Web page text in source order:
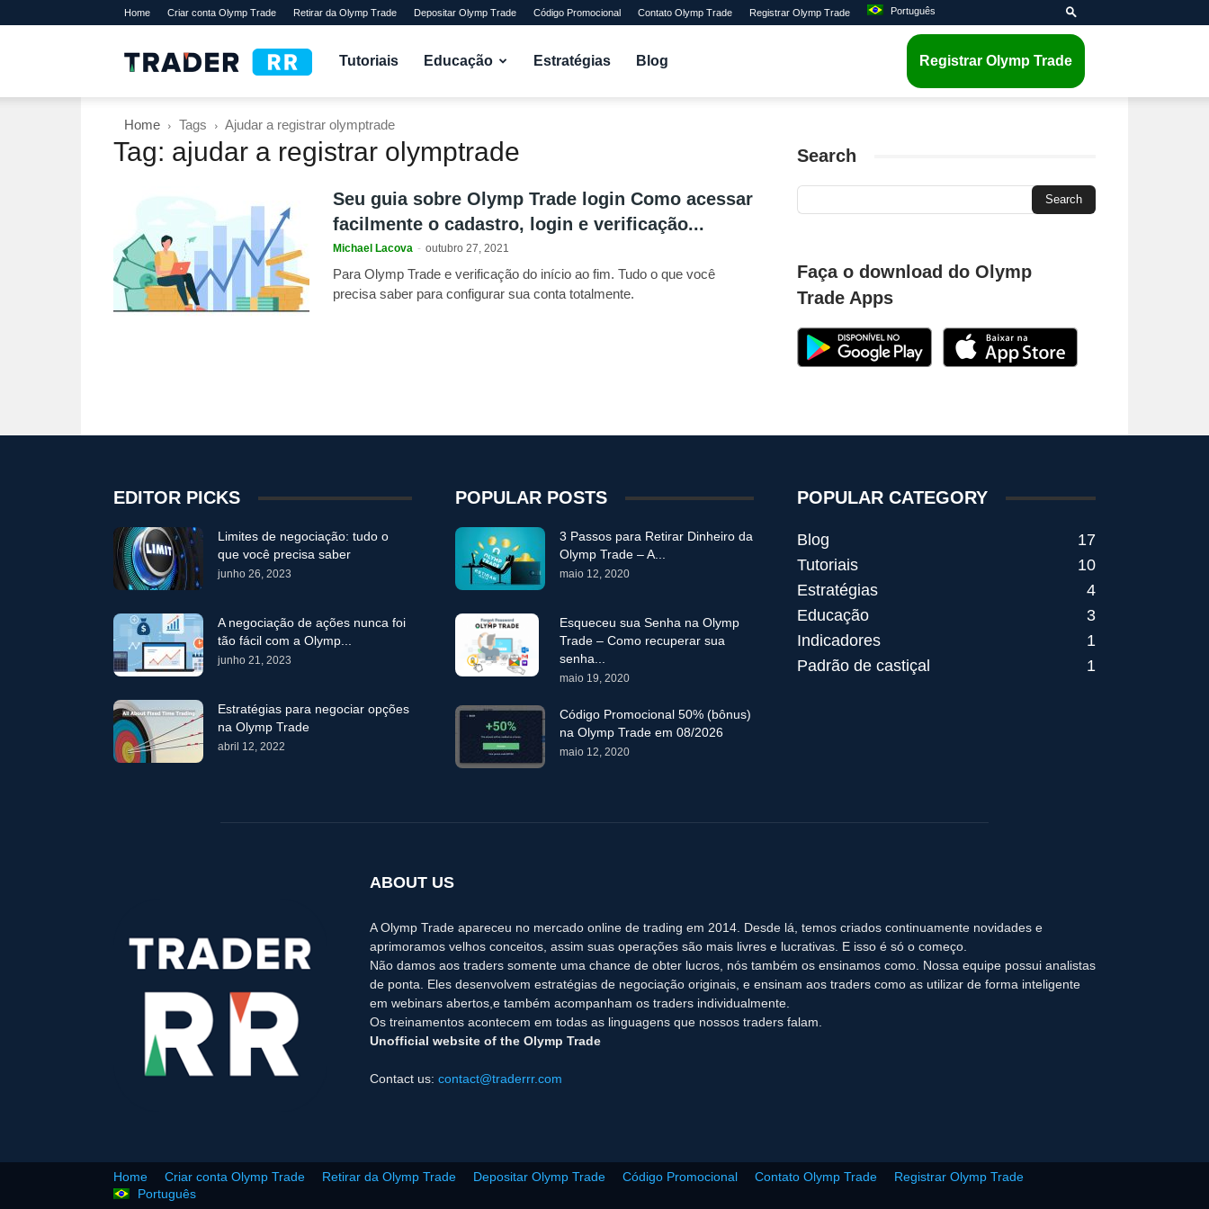
Home Criar conta Olymp Trade Retirar da Olymp Trade Depositar Olymp Trade Código Promocional Contato Olymp Trade Registrar Olymp Trade Português
TraderRR
Tutoriais Educação Estratégias Blog Registrar Olymp Trade
Home Tags Ajudar a registrar olymptrade
Tag: ajudar a registrar olymptrade
Seu guia sobre Olymp Trade login Como acessar
facilmente o cadastro, login e verificação...
Michael Lacova - outubro 27, 2021
Para Olymp Trade e verificação do início ao fim. Tudo o que você
precisa saber para configurar sua conta totalmente.
Search
Faça o download do Olymp
Trade Apps
EDITOR PICKS
Limites de negociação: tudo o
que você precisa saber
junho 26, 2023
A negociação de ações nunca foi
tão fácil com a Olymp...
junho 21, 2023
Estratégias para negociar opções
na Olymp Trade
abril 12, 2022
POPULAR POSTS
3 Passos para Retirar Dinheiro da
Olymp Trade – A...
maio 12, 2020
Esqueceu sua Senha na Olymp
Trade – Como recuperar sua
senha...
maio 19, 2020
Código Promocional 50% (bônus)
na Olymp Trade em 08/2026
maio 12, 2020
POPULAR CATEGORY
Blog
17
Tutoriais
10
Estratégias
4
Educação
3
Indicadores
1
Padrão de castiçal
1
ABOUT US
A Olymp Trade apareceu no mercado online de trading em 2014. Desde lá, temos criados continuamente novidades e
aprimoramos velhos conceitos, assim suas operações são mais livres e lucrativas. E isso é só o começo.
Não damos aos traders somente uma chance de obter lucros, nós também os ensinamos como. Nossa equipe possui analistas
de ponta. Eles desenvolvem estratégias de negociação originais, e ensinam aos traders como as utilizar de forma inteligente
em webinars abertos,e também acompanham os traders individualmente.
Os treinamentos acontecem em todas as linguagens que nossos traders falam.
Unofficial website of the Olymp Trade
Contact us: contact@traderrr.com
Home Criar conta Olymp Trade Retirar da Olymp Trade Depositar Olymp Trade Código Promocional Contato Olymp Trade
Registrar Olymp Trade
Português